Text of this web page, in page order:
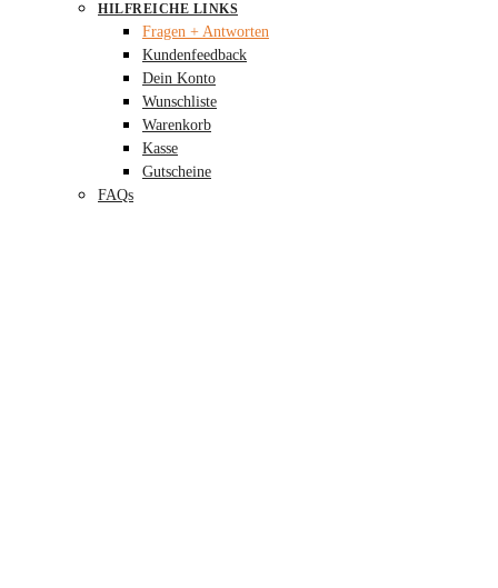
HILFREICHE LINKS
Fragen + Antworten
Kundenfeedback
Dein Konto
Wunschliste
Warenkorb
Kasse
Gutscheine
FAQs